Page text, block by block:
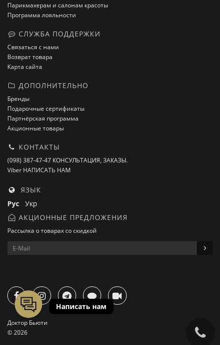
Парикмахерам и салонам красоты
Программа лояльности
СЛУЖБА ПОДДЕРЖКИ
Связаться с нами
Возврат товара
Карта сайта
ДОПОЛНИТЕЛЬНО
Бренды
Подарочные сертификаты
Партнёрская программа
Акционные товары
КОНТАКТЫ
(098) 387-47-47 КОНСУЛЬТАЦИЯ, ЗАКАЗЫ.
Viber НАПИСАТЬ НАМ
ЯЗЫК
Рус Укр
АКЦИОННЫЕ ПРЕДЛОЖЕНИЯ
Рассылка о товарах со скидкой
Доктор Бьюти
© 2026